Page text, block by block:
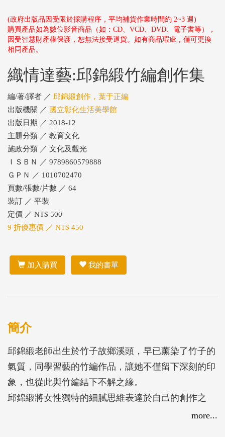
(政府出版品因受限於採購程序，平均補貨作業時間約 2~3 週)
購買產品如為數位影音商品（如：CD、VCD、DVD、電子書等），
因受智慧財產權保護，恕無法接受退貨。如有商品瑕疵，僅可更換
相同產品。
織情達藝:邱錦緞竹編創作集
編/著/譯者 ／ 邱錦緞創作，葉于正編
出版機關 ／ 國立彰化生活美學館
出版日期 ／ 2018-12
主題分類 ／ 教育文化
施政分類 ／ 文化及觀光
ＩＳＢＮ ／ 9789860579888
ＧＰＮ ／ 1010702470
頁數/張數/片數 ／ 64
裝訂 ／ 平裝
定價 ／ NT$ 500
9 折優惠價 ／ NT$ 450
加入購買 我的書單
簡介
邱錦緞老師出生於竹子故鄉溪頭，早已薰染了竹子的
氣質，同學習藝的竹編作品，讓她不僅留下深刻的印
象，也從此與竹編結下不解之緣。
邱錦緞將女性獨特的細膩思維表達於自己的創作之
中，她的作品像有生命似的，同時散發出柔韌與堅強
more...